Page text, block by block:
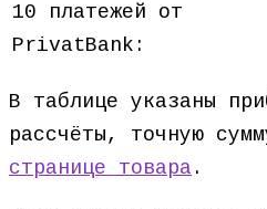
10 платежей от
PrivatBank:
В таблице указаны
рассчёты, точную
странице товара .